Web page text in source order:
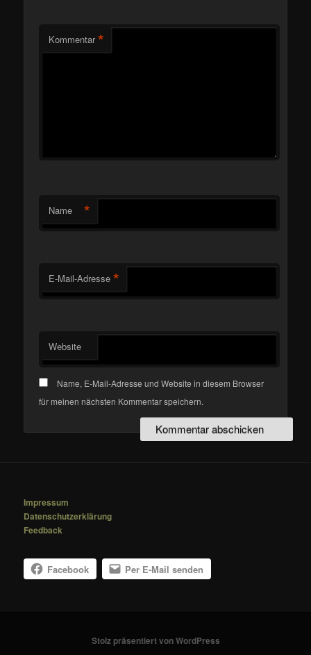
Kommentar *
Name *
E-Mail-Adresse *
Website
Name, E-Mail-Adresse und Website in diesem Browser
für meinen nächsten Kommentar speichern.
Impressum
Datenschutzerklärung
Feedback
Facebook Per E-Mail senden
Stolz präsentiert von WordPress